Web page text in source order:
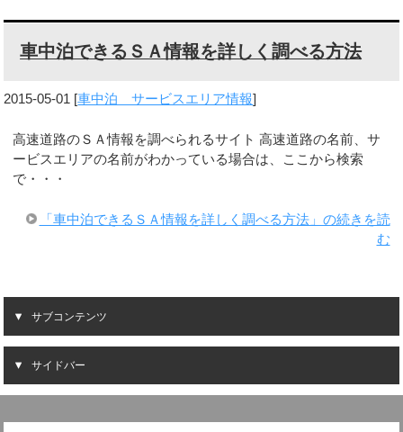
車中泊できるＳＡ情報を詳しく調べる方法
2015-05-01 [車中泊 サービスエリア情報]
高速道路のＳＡ情報を調べられるサイト 高速道路の名前、サ
ービスエリアの名前がわかっている場合は、ここから検索
で・・・
「車中泊できるＳＡ情報を詳しく調べる方法」の続きを読
む
サブコンテンツ
サイドバー